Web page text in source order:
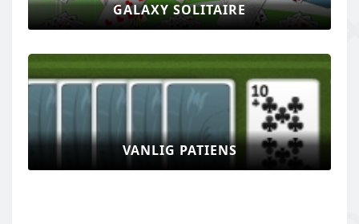
GALAXY SOLITAIRE
VANLIG PATIENS